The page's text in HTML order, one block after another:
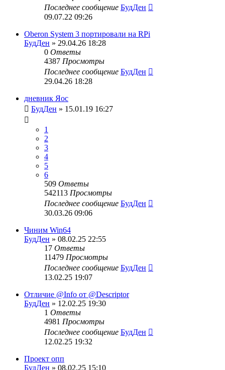
Последнее сообщение БудДен
09.07.22 09:26
Oberon System 3 портировали на RPi
БудДен » 29.04.26 18:28
0 Ответы
4387 Просмотры
Последнее сообщение БудДен
29.04.26 18:28
дневник Яос
БудДен » 15.01.19 16:27
1
2
3
4
5
6
509 Ответы
542113 Просмотры
Последнее сообщение БудДен
30.03.26 09:06
Чиним Win64
БудДен » 08.02.25 22:55
17 Ответы
11479 Просмотры
Последнее сообщение БудДен
13.02.25 19:07
Отличие @Info от @Descriptor
БудДен » 12.02.25 19:30
1 Ответы
4981 Просмотры
Последнее сообщение БудДен
12.02.25 19:32
Проект опп
БудДен » 08.02.25 15:10